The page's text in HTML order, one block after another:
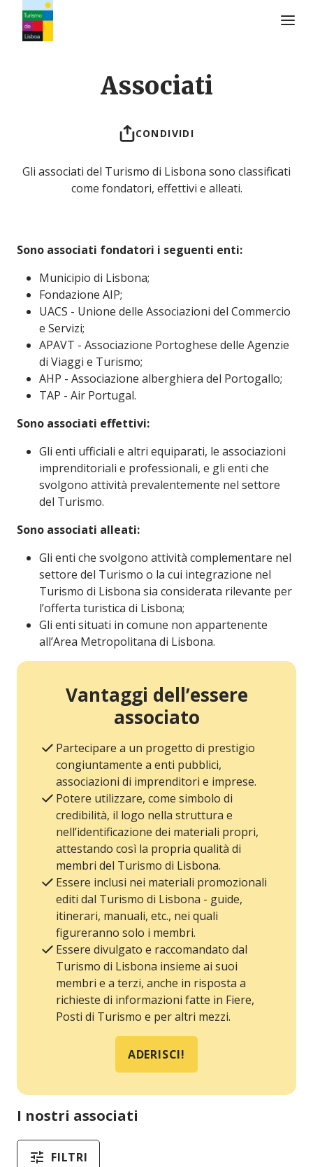
Associati
CONDIVIDI
Gli associati del Turismo di Lisbona sono classificati
come fondatori, effettivi e alleati.
Sono associati fondatori i seguenti enti:
Municipio di Lisbona;
Fondazione AIP;
UACS - Unione delle Associazioni del Commercio
e Servizi;
APAVT - Associazione Portoghese delle Agenzie
di Viaggi e Turismo;
AHP - Associazione alberghiera del Portogallo;
TAP - Air Portugal.
Sono associati effettivi:
Gli enti ufficiali e altri equiparati, le associazioni
imprenditoriali e professionali, e gli enti che
svolgono attività prevalentemente nel settore
del Turismo.
Sono associati alleati:
Gli enti che svolgono attività complementare nel
settore del Turismo o la cui integrazione nel
Turismo di Lisbona sia considerata rilevante per
l’offerta turistica di Lisbona;
Gli enti situati in comune non appartenente
all’Area Metropolitana di Lisbona.
Vantaggi dell’essere
associato
Partecipare a un progetto di prestigio
congiuntamente a enti pubblici,
associazioni di imprenditori e imprese.
Potere utilizzare, come simbolo di
credibilità, il logo nella struttura e
nell’identificazione dei materiali propri,
attestando così la propria qualità di
membri del Turismo di Lisbona.
Essere inclusi nei materiali promozionali
editi dal Turismo di Lisbona - guide,
itinerari, manuali, etc., nei quali
figureranno solo i membri.
Essere divulgato e raccomandato dal
Turismo di Lisbona insieme ai suoi
membri e a terzi, anche in risposta a
richieste di informazioni fatte in Fiere,
Posti di Turismo e per altri mezzi.
ADERISCI!
I nostri associati
FILTRI